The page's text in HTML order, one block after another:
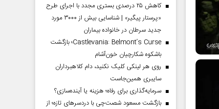
کاهش ۲۵ درصدی بستری مجدد با اجرای طرح
«پرستار پیگیر» | شناسایی بیش از ۳۰۰۰ مورد
جدید سرطان در خانواده بیماران
Castlevania: Belmont’s Curse؛ بازگشت
باشکوه شکارچیان خون‌آشام
روی هر لینکی کلیک نکنید، دام کلاهبرداران
سایبری همین‌جاست
سرمایه‌گذاری برای رفاه؛ هزینه یا آینده‌سازی؟
بازگشت مسعود شصت‌چی با دردسر‌های تازه؛ از